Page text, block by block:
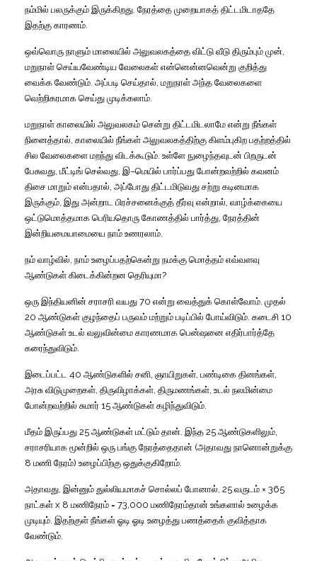
நம்மில் பலருக்கும் இருக்கிறது நேரத்தை முறையாகத் திட்டமிடாததே
இதற்கு காரணம்
ஒவ்வொரு நாளும் மாலையில் அலுவலகத்தை விட்டு வீடு திரும்பும் முன்
மறுநாள் செய்யவேண்டிய வேலைகள் என்னென்னவென்று குறித்து
வைக்க வேண்டும் அப்படி செய்தால் மறுநாள் அந்த வேலைகளை
வெற்றிகரமாக செய்து முடிக்கலாம்
மறுநாள் காலையில் அலுவலகம் சென்று திட்டமிடலாமே என்று நீங்கள்
நினைத்தால் காலையில் நீங்கள் அலுவலகத்திற்கு கிளம்புகிற பதற்றத்தில்
சில வேலைகளை மறந்து விடக்கூடும் உள்ளே நுழைந்தவுடன் பிறருடன்
பேசுவது மீட்டிங் செல்வது இ–மெயில் பார்ப்பது போன்றவற்றில் கவனம்
திசை மாறும் என்பதால் அப்போது திட்டமிடுவது சற்று கடினமாக
இருக்கும் இது அன்றாட பிரச்சனைக்குத் தீர்வு என்றால் வாழ்க்கையை
ஒட்டுமொத்தமாக பெரியதொரு கோணத்தில் பார்த்து நேரத்தின்
இன்றியமையாமையை நாம் உணரலாம்
நம் வாழ்வில் நாம் உழைப்பதற்கென்று நமக்கு மொத்தம் எவ்வளவு
ஆண்டுகள் கிடைக்கின்றன தெரியுமா?
ஒரு இந்தியனின் சராசரி வயது 70 என்று வைத்துக் கொள்வோம் முதல்
20 ஆண்டுகள் குழந்தைப் பருவம் மற்றும் படிப்பில் போய்விடும் கடைசி 10
ஆண்டுகள் உடல் வலுவின்மை காரணமாக பென்ஷனை எதிர்பார்த்தே
கரைந்துவிடும்
இடைப்பட்ட 40 ஆண்டுகளில் சனி ஞாயிறுகள் பண்டிகை தினங்கள்
அரசு விடுமுறைகள் திருவிழாக்கள் திருமணங்கள் உடல் நலமின்மை
போன்றவற்றில் சுமார் 15 ஆண்டுகள் கழிந்துவிடும்
மீதம் இருப்பது 25 ஆண்டுகள் மட்டும் தான் இந்த 25 ஆண்டுகளிலும்
சராசரியாக மூன்றில் ஒரு பங்கு நேரத்தைதான் (அதாவது நானொன்றுக்கு
8 மணி நேரம்) உழைப்பிற்கு ஒதுக்குகிறோம்
அதாவது இன்னும் துல்லியமாகச் சொல்லப் போனால் , 25 வருடம் × 365
நாட்கள் x 8 மணிநேரம் = 73,000 மணிநேரம்தான் உங்களால் உழைக்க
முடியும் இதற்குள் நீங்கள் ஓடி ஓடி உழைத்து பணத்தைக் குவித்தாக
வேண்டும்